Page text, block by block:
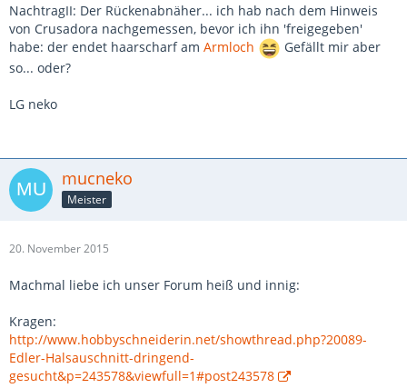
NachtragII: Der Rückenabnäher... ich hab nach dem Hinweis
von Crusadora nachgemessen, bevor ich ihn 'freigegeben'
habe: der endet haarscharf am Armloch
Gefällt mir aber
so... oder?
LG neko
mucneko
Meister
20. November 2015
Machmal liebe ich unser Forum heiß und innig:
Kragen:
http://www.hobbyschneiderin.net/showthread.php?20089-
Edler-Halsauschnitt-dringend-
gesucht&p=243578&viewfull=1#post243578